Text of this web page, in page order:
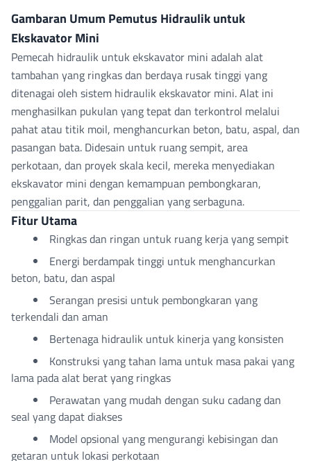
Gambaran Umum Pemutus Hidraulik untuk
Ekskavator Mini
Pemecah hidraulik untuk ekskavator mini adalah alat
tambahan yang ringkas dan berdaya rusak tinggi yang
ditenagai oleh sistem hidraulik ekskavator mini. Alat ini
menghasilkan pukulan yang tepat dan terkontrol melalui
pahat atau titik moil, menghancurkan beton, batu, aspal, dan
pasangan bata. Didesain untuk ruang sempit, area
perkotaan, dan proyek skala kecil, mereka menyediakan
ekskavator mini dengan kemampuan pembongkaran,
penggalian parit, dan penggalian yang serbaguna.
Fitur Utama
Ringkas dan ringan untuk ruang kerja yang sempit
Energi berdampak tinggi untuk menghancurkan
beton, batu, dan aspal
Serangan presisi untuk pembongkaran yang
terkendali dan aman
Bertenaga hidraulik untuk kinerja yang konsisten
Konstruksi yang tahan lama untuk masa pakai yang
lama pada alat berat yang ringkas
Perawatan yang mudah dengan suku cadang dan
seal yang dapat diakses
Model opsional yang mengurangi kebisingan dan
getaran untuk lokasi perkotaan